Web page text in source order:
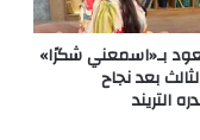
بـ«اسمعني شكرًا»
بعد نجاح
التريند